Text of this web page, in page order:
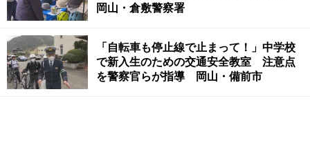
岡山・倉敷警察署
「自転車も停止線で止まって！」中学校
で新入生のための交通安全教室 注意点
を警察官らが指導 岡山・備前市